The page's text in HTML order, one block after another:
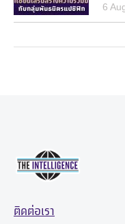
6
ติดต่อเรา